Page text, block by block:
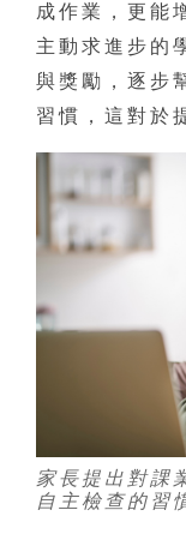
成作業，更能
主動求進步的
與獎勵，逐步
習慣，這對於
家長提出對課
自主檢查的習